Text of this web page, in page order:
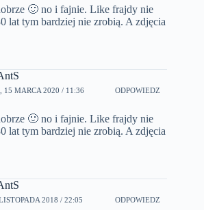
🙂 no i fajnie. Like frajdy nie
lat tym bardziej nie zrobią. A zdjęcia
15 MARCA 2020 / 11:36 ODPOWIEDZ
🙂 no i fajnie. Like frajdy nie
lat tym bardziej nie zrobią. A zdjęcia
2018 / 22:05 ODPOWIEDZ